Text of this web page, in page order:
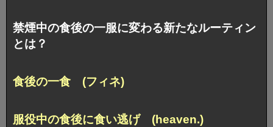
禁煙中の食後の一服に変わる新たなルーティン
とは？
食後の一食 (フィネ)
服役中の食後に食い逃げ (heaven.)